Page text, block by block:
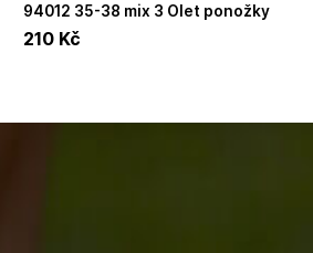
94012 35-38 mix 3 Olet ponožky
balení
210 Kč